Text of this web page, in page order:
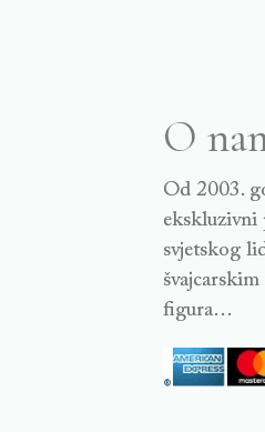
O
Od 2003.
ekskluzivni
svjetskog
figura…